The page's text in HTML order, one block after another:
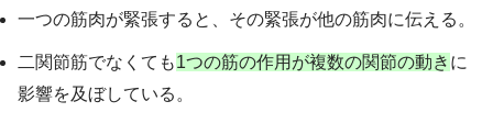
一つの筋肉が緊張すると、その緊張が他の筋肉に伝える。
二関節筋でなくても1つの筋の作用が複数の関節の動き に
影響を及ぼしている。